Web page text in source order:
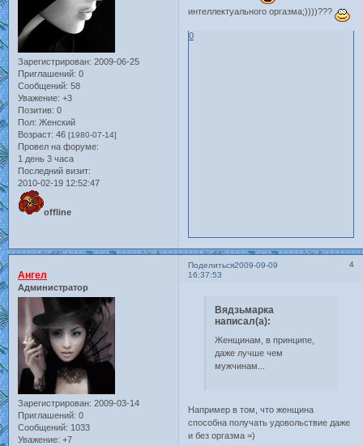
Зарегистрирован: 2009-06-25
Приглашений: 0
Сообщений: 58
Уважение: +3
Позитив: 0
Пол: Женский
Возраст: 46 [1980-07-14]
Провел на форуме:
1 день 3 часа
Последний визит:
2010-02-19 12:52:47
offline
интеллектуального оргазма;))))???
0
Поделиться 4
2009-09-09
16:37:53
Ангел
Администратор
Зарегистрирован: 2009-03-14
Приглашений: 0
Сообщений: 1033
Уважение: +7
Вядзьмарка
написал(а):
Женщинам, в принципе,
даже лучше чем
мужчинам...
Например в том, что женщина
способна получать удовольствие даже
и без оргазма =)